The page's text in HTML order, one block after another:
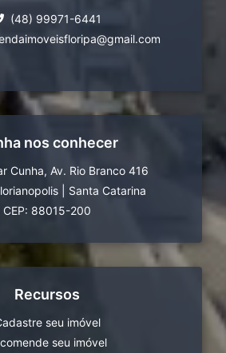
(48) 99971-6441
nos conhecer
Cunha, Av. Rio Branco 416
Santa Catarina
CEP: 88015-200
Recursos
seu imóvel
seu imóvel